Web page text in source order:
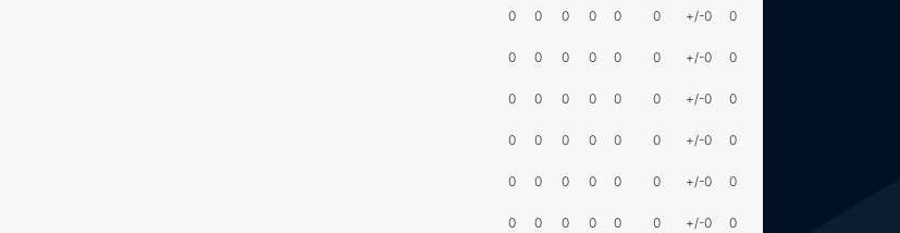
0 0 0 0 0 0 +/-0 0
0 0 0 0 0 0 +/-0 0
0 0 0 0 0 0 +/-0 0
0 0 0 0 0 0 +/-0 0
0 0 0 0 0 0 +/-0 0
0 0 0 0 0 0 +/-0 0